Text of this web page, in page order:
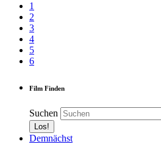
1
2
3
4
5
6
Film Finden
Suchen
Demnächst